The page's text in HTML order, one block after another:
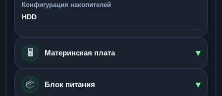
Конфигурация накопителей
HDD
🖥️ Материнская плата ▾
📦 Блок питания ▾